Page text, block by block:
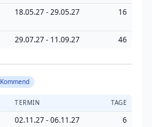
18.05.27 - 29.05.27 16
29.07.27 - 11.09.27 46
Kommend
TERMIN TAGE
02.11.27 - 06.11.27
6